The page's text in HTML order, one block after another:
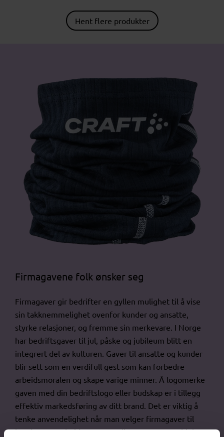
Hent flere produkter
Firmagavene folk ønsker seg
Firmagaver gir bedrifter en gyllen mulighet til å vise
sin takknemmelighet ovenfor kunder og ansatte,
styrke relasjoner, og fremme sin merkevare. I Norge
har bedriftsgaver til jul, påske og jubileum blitt en
integrert del av kulturen. Gaver til ansatte og kunder
blir sett som en verdifull gest som kan forbedre
arbeidsmoralen og skape varige minner. Å logomerke
gaven med din bedriftslogo eller budskap er i tillegg
effektiv markedsføring av ditt brand. Det er viktig å
tenke anvendelighet når man velger firmagaver til
kunder, samarbeidspartnere eller ansatte. Hva hjelper